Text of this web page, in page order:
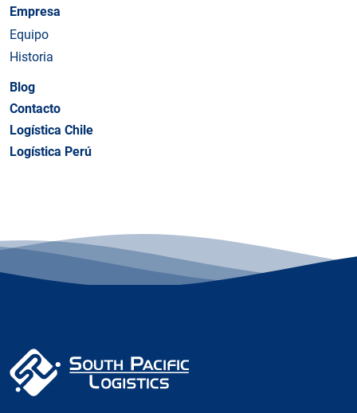
Empresa
Equipo
Historia
Blog
Contacto
Logística Chile
Logística Perú